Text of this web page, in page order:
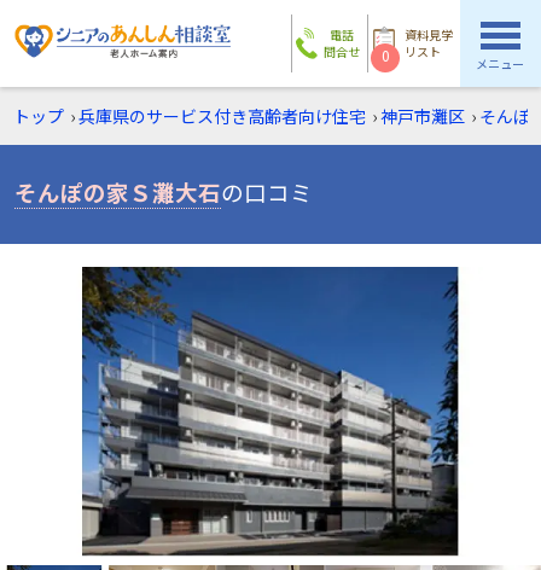
電話
問合せ
資料見学
リスト
0 メニュー
トップ ›兵庫県のサービス付き高齢者向け住宅 ›神戸市灘区 › そんぽ
そんぽの家Ｓ灘大石の口コミ